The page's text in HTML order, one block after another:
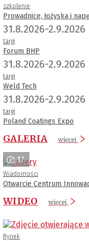
szkolenie
Prowadnice, łożyska i
31.8.2026-2.9.2026
targi
Forum BHP
31.8.2026-2.9.2026
targi
Weld Tech
31.8.2026-2.9.2026
targi
Poland Coatings Expo
GALERIA więcej
17
Wiadomości
Otwarcie Centrum
WIDEO więcej
Rynek